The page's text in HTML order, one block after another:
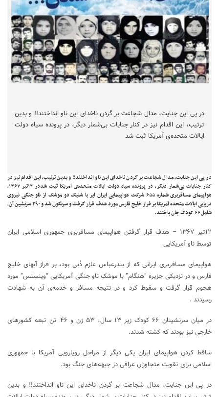
در پی این جنایت، مدال شجاعت بر گردن ناخدای این ناو انداختند!! و بدین
ترتیب، این اقدام نیز در کنار جنایات بی‌شمار دیگر، در پرونده سیاه دولت
ایالات متحده‌ی آمریکا ثبت شد
در پی این جنایت، مدال شجاعت بر گردن ناخدای این ناو انداختند!! و بدین ترتیب، این اقدام نیز در
کنار جنایات بی‌شمار دیگر، در پرونده سیاه دولت ایالات متحده‌ی آمریکا ثبت شددر ۱۲تیر ۱۳۶۷،
هواپیمای مسافربری شماره ۶۵۵ شرکت هواپیمایی ایران ایر با شلیک دو موشک از ناو جنگی نیروی
دریایی ایالات متحده آمریکا بر فراز خلیج فارس مورد هدف قرار گرفت و سرنگون شد و ۲۹۰ سرنشین آن،
شامل ۶۶ کودک جان باختند.
۱۲تیر ۱۳۶۷ – هدف قرار گرفتن هواپیمای مسافربری جمهوری اسلامی ایران
توسط ناو آمریکایی
هواپیمای مسافربری ایرانی که از بندرعباس عازم دُبی بود، بر فراز آبهای خلیج
فارس و در نزدیکی جزیره “هنگام” با موشکِ ناو جنگی آمریکایی “وینسِنس” مورد
هجوم قرار گرفت و سقوط کرد و در نتیجه مسافر و خدمه‌ی آن به شهادت
رسیدند .
در میان سرنشینان ۶۶ کودک زیر ۱۳ سال، ۵۳ زن و ۴۶ تن تبعه کشورهای
خارجی نیز بودند که کشته شدند.
ساقط کردن هواپیمای ایران یکی دیگر از مراحل رویارویی آمریکا با جمهوری
اسلامی برای تقویت متجاوزان عراقی در جبهه‌های جنگ بود.
در پی این جنایت، مدال شجاعت بر گردن ناخدای این ناو انداختند!! و بدین